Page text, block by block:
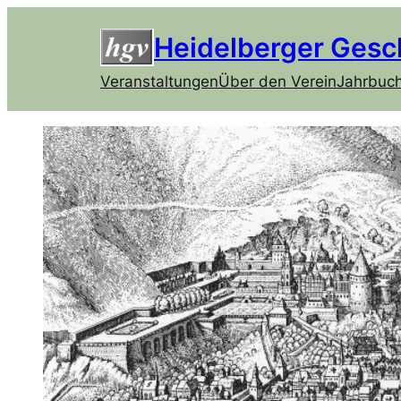
Heidelberger
VeranstaltungenÜber den Verein